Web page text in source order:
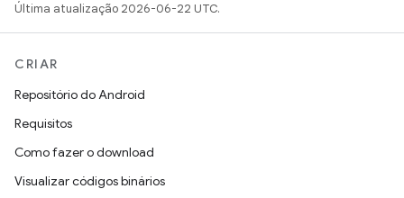
Última atualização 2026-06-22 UTC.
CRIAR
Repositório do Android
Requisitos
Como fazer o download
Visualizar códigos binários